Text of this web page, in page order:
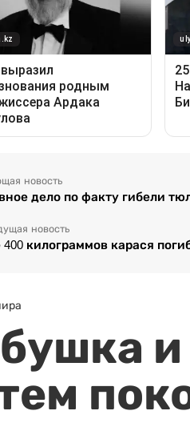
новость
дело по факту гибели
новость
400 килограммов карася